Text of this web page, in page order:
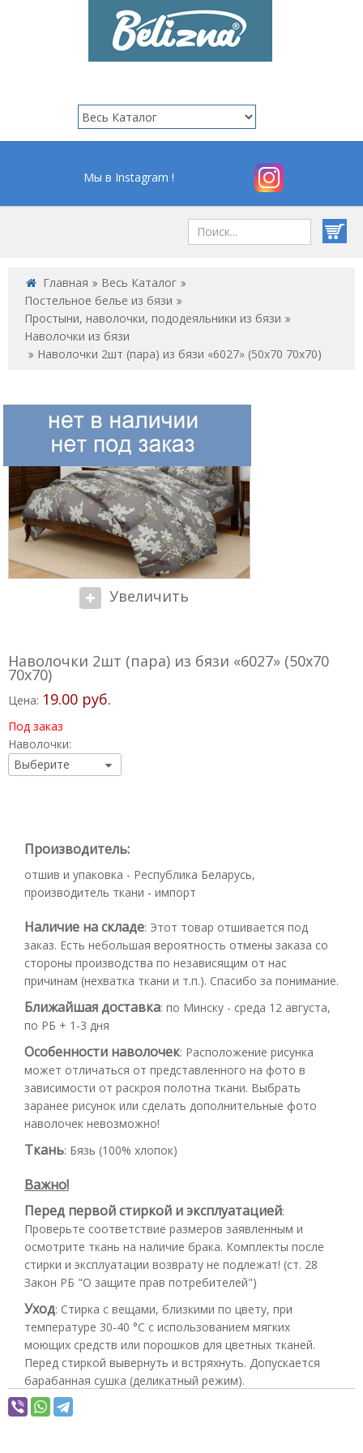
Мы в Instagram !
Главная
Весь Каталог
Постельное белье из бязи
Простыни, наволочки, пододеяльники из бязи
Наволочки из бязи
Наволочки 2шт (пара) из бязи «6027» (50x70 70x70)
Увеличить
Наволочки 2шт (пара) из бязи «6027» (50x70
70x70)
Цена: 19.00 руб.
Под заказ
Наволочки:
Производитель:
отшив и упаковка - Республика Беларусь,
производитель ткани - импорт
Наличие на складе: Этот товар отшивается под
заказ. Есть небольшая вероятность отмены заказа со
стороны производства по независящим от нас
причинам (нехватка ткани и т.п.). Спасибо за понимание.
Ближайшая доставка: по Минску - среда 12 августа,
по РБ + 1-3 дня
Особенности наволочек: Расположение рисунка
может отличаться от представленного на фото в
зависимости от раскроя полотна ткани. Выбрать
заранее рисунок или сделать дополнительные фото
наволочек невозможно!
Ткань: Бязь (100% хлопок)
Важно!
Перед первой стиркой и эксплуатацией:
Проверьте соответствие размеров заявленным и
осмотрите ткань на наличие брака. Комплекты после
стирки и эксплуатации возврату не подлежат! (ст. 28
Закон РБ "О защите прав потребителей")
Уход: Стирка с вещами, близкими по цвету, при
температуре 30-40 °С с использованием мягких
моющих средств или порошков для цветных тканей.
Перед стиркой вывернуть и встряхнуть. Допускается
барабанная сушка (деликатный режим).